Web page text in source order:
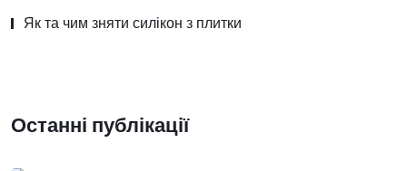
Як та чим зняти силікон з плитки
Останні публікації